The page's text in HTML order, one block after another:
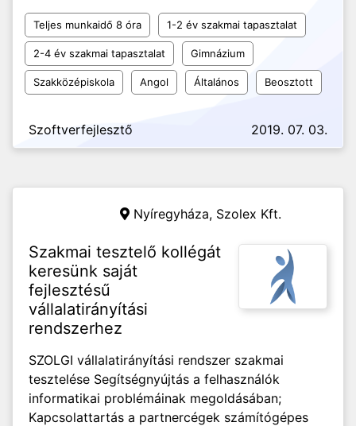
Teljes munkaidő 8 óra 1-2 év szakmai tapasztalat
2-4 év szakmai tapasztalat Gimnázium
Szakközépiskola Angol Általános Beosztott
Szoftverfejlesztő 2019. 07. 03.
Nyíregyháza, Szolex Kft.
Szakmai tesztelő kollégát
keresünk saját
fejlesztésű
vállalatirányítási
rendszerhez
SZOLGI vállalatirányítási rendszer szakmai
tesztelése Segítségnyújtás a felhasználók
informatikai problémáinak megoldásában;
Kapcsolattartás a partnercégek számítógépes